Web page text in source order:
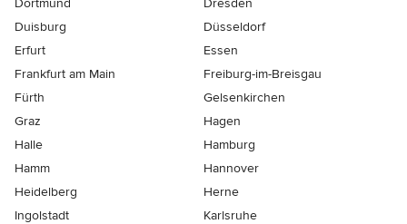
Dortmund
Dresden
Duisburg
Düsseldorf
Erfurt
Essen
Frankfurt am Main
Freiburg-im-Breisgau
Fürth
Gelsenkirchen
Graz
Hagen
Halle
Hamburg
Hamm
Hannover
Heidelberg
Herne
Ingolstadt
Karlsruhe